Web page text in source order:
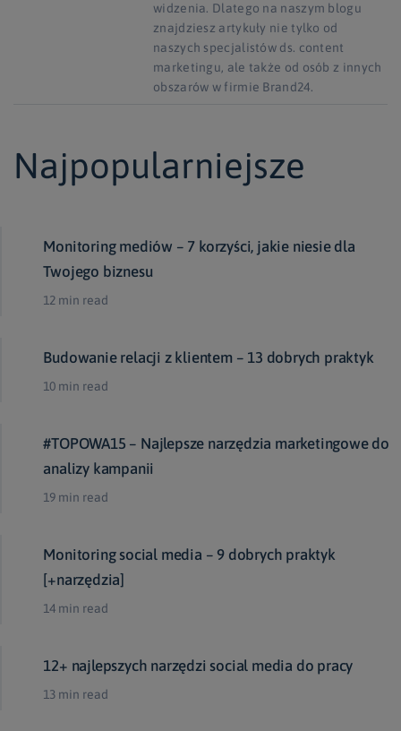
widzenia. Dlatego na naszym blogu
znajdziesz artykuły nie tylko od
naszych specjalistów ds. content
marketingu, ale także od osób z innych
obszarów w firmie Brand24.
Najpopularniejsze
Monitoring mediów – 7 korzyści, jakie niesie dla
Twojego biznesu
12 min read
Budowanie relacji z klientem – 13 dobrych praktyk
10 min read
#TOPOWA15 – Najlepsze narzędzia marketingowe do
analizy kampanii
19 min read
Monitoring social media – 9 dobrych praktyk
[+narzędzia]
14 min read
12+ najlepszych narzędzi social media do pracy
13 min read